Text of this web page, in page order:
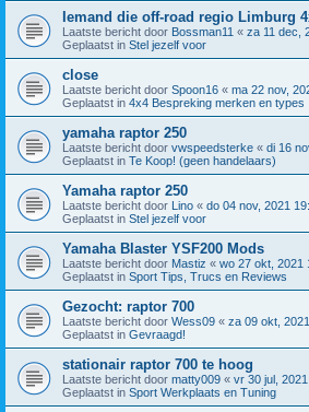
Iemand die off-road regio Limburg
Laatste bericht door Bossman11 « za 11 dec,
Geplaatst in Stel jezelf voor
close
Laatste bericht door Spoon16 « ma 22 nov,
Geplaatst in 4x4 Bespreking merken en types
yamaha raptor 250
Laatste bericht door vwspeedsterke « di 16
Geplaatst in Te Koop! (geen handelaars)
Yamaha raptor 250
Laatste bericht door Lino « do 04 nov, 2021
Geplaatst in Stel jezelf voor
Yamaha Blaster YSF200 Mods
Laatste bericht door Mastiz « wo 27 okt, 2021
Geplaatst in Sport Tips, Trucs en Reviews
Gezocht: raptor 700
Laatste bericht door Wess09 « za 09 okt,
Geplaatst in Gevraagd!
stationair raptor 700 te hoog
Laatste bericht door matty009 « vr 30 jul,
Geplaatst in Sport Werkplaats en Tuning